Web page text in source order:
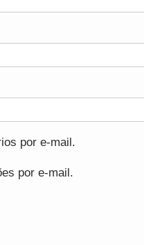
por e-mail.
por e-mail.